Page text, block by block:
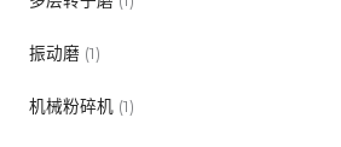
振动磨 (1)
机械粉碎机 (1)